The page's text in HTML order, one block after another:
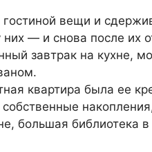
вещи и
— и снова после их
завтрак на кухне,
квартира была ее
большая библиотека в